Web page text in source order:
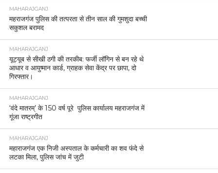
MAHARAJGANJ
महराजगंज पुलिस की तत्परता से तीन साल की गुमशुदा बच्ची
सकुशल बरामद
MAHARAJGANJ
यूट्यूब से सीखी ठगी की तरकीब: फर्जी लॉगिन से बन रहे थे
आधार व आयुष्मान कार्ड, ग्राहक सेवा केंद्र पर छापा, दो
गिरफ्तार।
MAHARAJGANJ
‘वंदे मातरम्’ के 150 वर्ष पूरे पुलिस कार्यालय महराजगंज में
गूंजा राष्ट्रगीत
MAHARAJGANJ
महाराजगंज एक निजी अस्पताल के कर्मचारी का शव फंदे से
लटका मिला, पुलिस जांच में जुटी